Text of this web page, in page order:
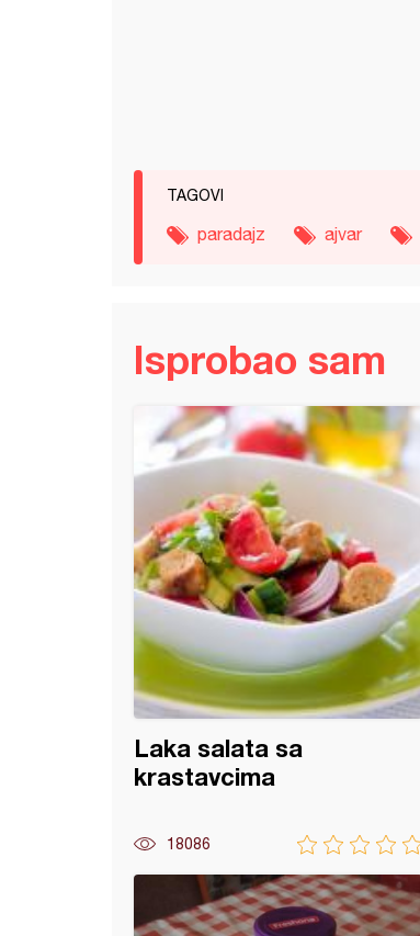
TAGOVI
paradajz ajvar
Isprobao sam
Laka salata sa
krastavcima
18086